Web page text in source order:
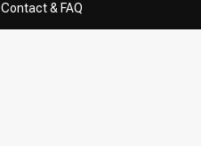
Contact & FAQ